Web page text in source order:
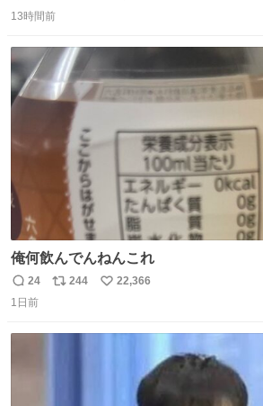
返
信
リ
ポ
ト
数
い
13時間前
俺何飲んでんねんこれ
返
信
24
リ
244
い
22,366
1日前